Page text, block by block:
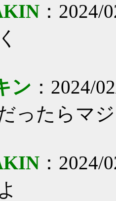
：2024/
ン ：2024/
ったらマ
：2024/